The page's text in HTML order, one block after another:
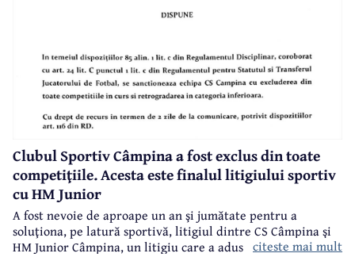
Clubul Sportiv Câmpina a fost exclus din toate
competiţiile. Acesta este finalul litigiului sportiv
cu HM Junior
A fost nevoie de aproape un an şi jumătate pentru a
soluţiona, pe latură sportivă, litigiul dintre CS Câmpina şi
HM Junior Câmpina, un litigiu care a adus grave prejudicii
citeste mai mult